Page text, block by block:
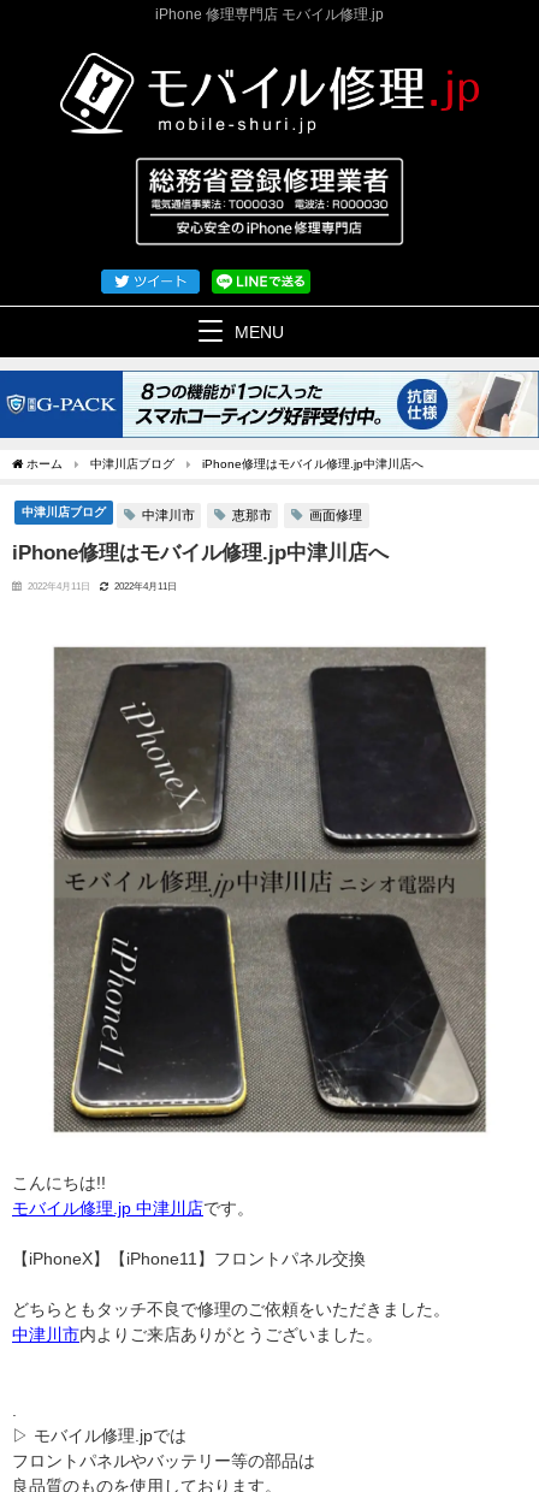
iPhone 修理専門店 モバイル修理.jp
MENU
ホーム 中津川店ブログ iPhone修理はモバイル修理.jp中津川店へ
中津川店ブログ 中津川市 恵那市 画面修理
iPhone修理はモバイル修理.jp中津川店へ
2022年4月11日 2022年4月11日
こんにちは!!
モバイル修理.jp 中津川店です。
【iPhoneX】【iPhone11】フロントパネル交換
どちらともタッチ不良で修理のご依頼をいただきました。
中津川市内よりご来店ありがとうございました。
▷ モバイル修理.jpでは
フロントパネルやバッテリー等の部品は
良品質のものを使用しております。